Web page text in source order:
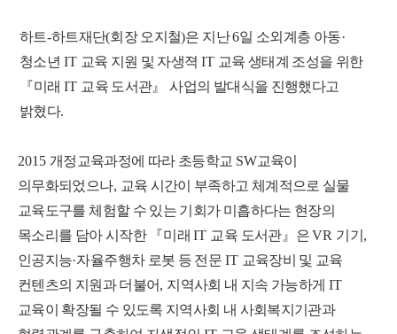
하트-하트재단(회장 오지철)은 지난6일 소외계층 아동·
청소년 IT 교육 지원 및 자생젹 IT 교육 생태계 조성을 위한
『미래IT 교육 도서관』사업의 발대식을 진행했다고
밝혔다.
2015 개정교육과정에 따라 초등학교 SW교육이
의무화되었으나, 교육 시간이 부족하고 체계적으로 실물
교육도구를 체험할 수 있는 기회가 미흡하다는 현장의
목소리를 담아 시작한
『미래IT 교육 도서관』 은VR 기기 ,
인공지능·자율주행차 로봇 등 전문 IT 교육장비 및 교육
컨텐츠의 지원과 더불어, 지역사회 내 지속 가능하게 IT
교육이 확장될 수 있도록 지역사회 내 사회복지기관과